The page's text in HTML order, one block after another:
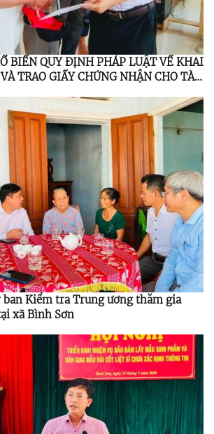
BIẾN QUY ĐỊNH PHÁP LUẬT VỀ KHAI
TRAO GIẤY CHỨNG NHẬN CHO TÀU
ban Kiểm tra Trung ương thăm gia
xã Bình Sơn